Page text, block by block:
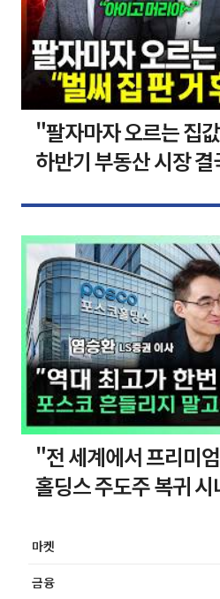
"팔자마자 오르는 집
하반기 부동산 시장 결
"전 세계에서 프리미
홀딩스 주도주 복귀
마켓
금융